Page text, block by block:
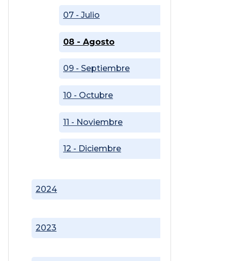
2023
2024
07 - Julio
08 - Agosto
09 - Septiembre
10 - Octubre
11 - Noviembre
12 - Diciembre